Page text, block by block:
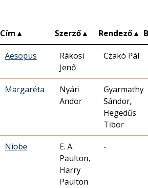
Cím▲ Szerző▲ Rendező▲
Aesopus
Rákosi
Jenő
Czakó Pál
Margaréta
Nyári
Andor
Gyarmathy
Sándor,
Hegedűs
Tibor
Niobe
E. A.
Paulton,
Harry
Paulton
-